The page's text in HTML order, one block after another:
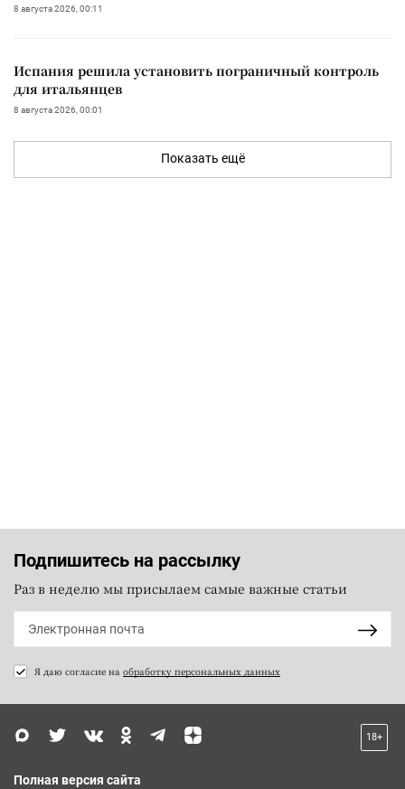
8 августа 2026, 00:11
Испания решила установить пограничный контроль
для итальянцев
8 августа 2026, 00:01
Показать ещё
Подпишитесь на рассылку
Раз в неделю мы присылаем самые важные статьи
Я даю согласие на обработку персональных данных
18+
Полная версия сайта